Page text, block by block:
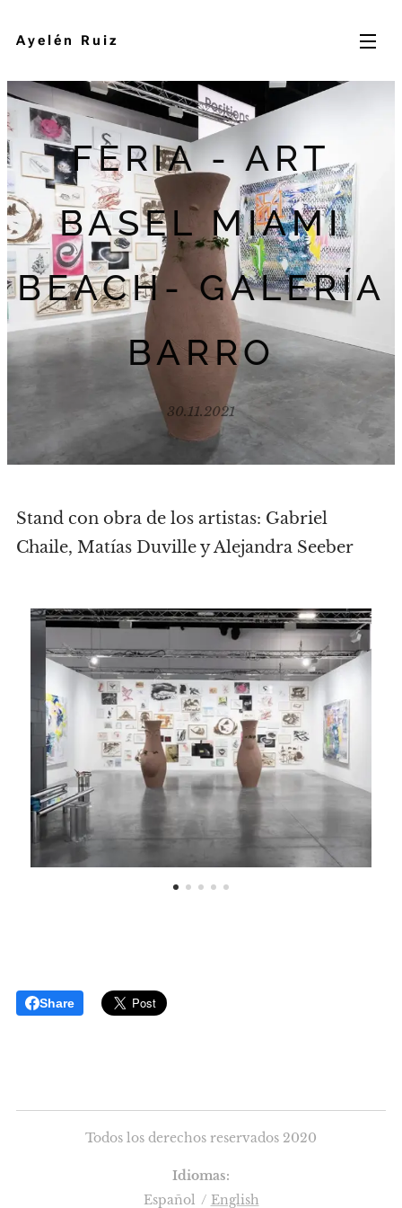
Ayelén Ruiz
FERIA - ART
BASEL MIAMI
BEACH- GALERÍA
BARRO
30.11.2021
Stand con obra de los artistas: Gabriel
Chaile, Matías Duville y Alejandra Seeber
Share
Todos los derechos reservados 2020
Idiomas
Español
English